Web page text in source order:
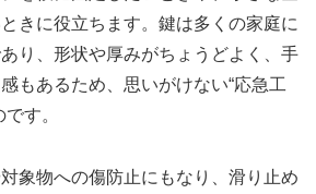
きに役立ちます。鍵は多くの家庭に
り、形状や厚みがちょうどよく、手
もあるため、思いがけない“応急工
す。
象物への傷防止にもなり、滑り止め